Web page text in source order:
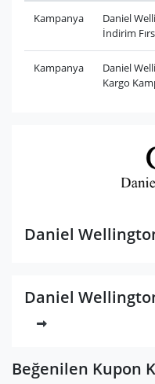
Kampanya
Daniel
İndirim
Kampanya
Daniel
Kargo
Daniel
Daniel
Beğenilen Kupon